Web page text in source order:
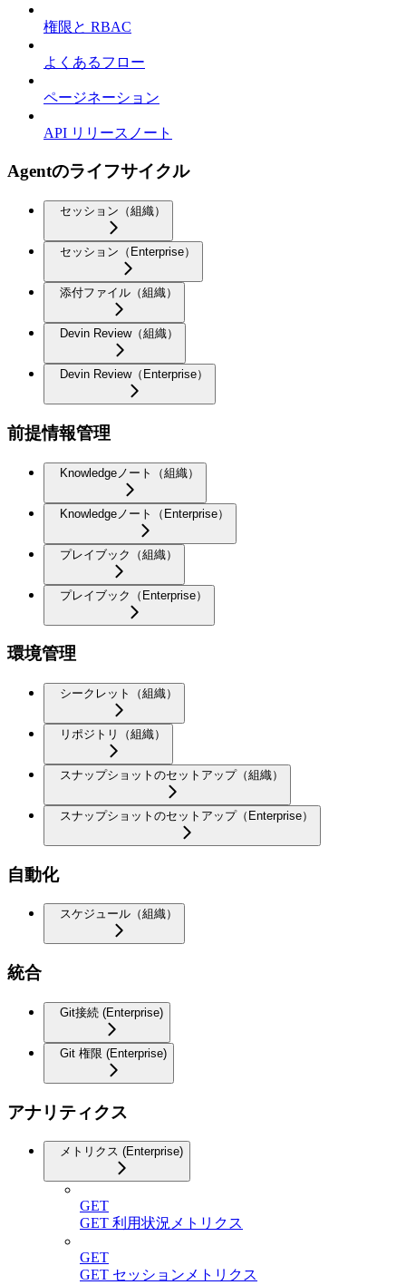
権限と RBAC
よくあるフロー
ページネーション
API リリースノート
Agentのライフサイクル
セッション（組織）
セッション（Enterprise）
添付ファイル（組織）
Devin Review（組織）
Devin Review（Enterprise）
前提情報管理
Knowledgeノート（組織）
Knowledgeノート（Enterprise）
プレイブック（組織）
プレイブック（Enterprise）
環境管理
シークレット（組織）
リポジトリ（組織）
スナップショットのセットアップ（組織）
スナップショットのセットアップ（Enterprise）
自動化
スケジュール（組織）
統合
Git接続 (Enterprise)
Git 権限 (Enterprise)
アナリティクス
メトリクス (Enterprise)
GET
GET 利用状況メトリクス
GET
GET セッションメトリクス